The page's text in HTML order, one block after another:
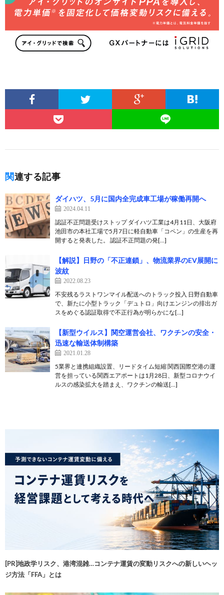
関連する記事
ダイハツ、5月に国内全完成車工場が稼働再開へ
2024.04.11
認証不正問題受けストップ ダイハツ工業は4月11日、大阪府
池田市の本社工場で5月7日に軽自動車「コペン」の生産を再
開すると発表した。 認証不正問題の発[…]
【解説】日野の「不正連鎖」、物流業界のEV展開に
波紋
2022.08.23
不安残るラストワンマイル配送へのトラック投入 日野自動車
で、新たに小型トラック「デュトロ」向けエンジンの排出ガ
スをめぐる認証取得で不正行為が明らかにな[…]
【新型ウイルス】関空運営会社、ワクチンの安全・
迅速な輸送体制構築
2021.01.28
5業界と連携組織設置、リードタイム短縮 関西国際空港の運
営を担っている関西エアポートは1月28日、新型コロナウイ
ルスの感染拡大を踏まえ、ワクチンの輸送[…]
[PR]地政学リスク、港湾混雑…コンテナ運賃の変動リスクへの新しいヘッ
ジ方法「FFA」とは